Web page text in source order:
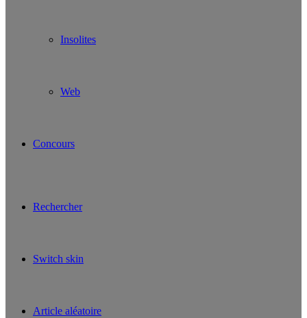
Insolites
Web
Concours
Rechercher
Switch skin
Article aléatoire